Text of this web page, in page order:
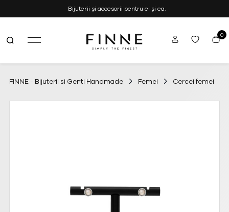
Bijuterii și accesorii pentru el și ea.
FINNE
si
0
FINNE - Bijuterii si Genti Handmade Femei Cercei femei